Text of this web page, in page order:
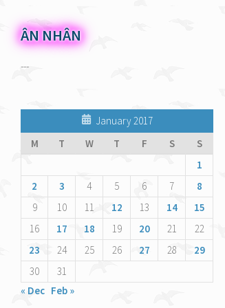
ÂN NHÂN
---
January 2017
M
T W T F S
S
1
2
3 4 5 6 7
8
9
10 11 12 13 14
15
16
17 18 19 20 21
22
23
24 25 26 27 28
29
30
31
« Dec Feb »